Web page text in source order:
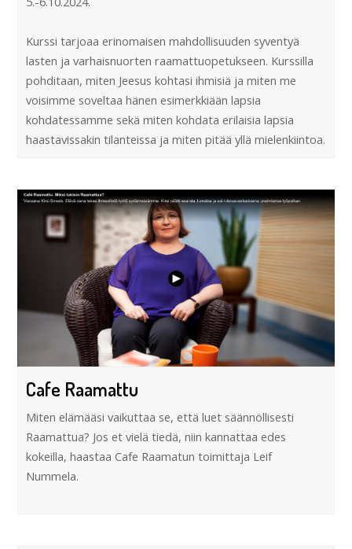
Kurssi tarjoaa erinomaisen mahdollisuuden syventyä
lasten ja varhaisnuorten raamattuopetukseen. Kurssilla
pohditaan, miten Jeesus kohtasi ihmisiä ja miten me
voisimme soveltaa hänen esimerkkiään lapsia
kohdatessamme sekä miten kohdata erilaisia lapsia
haastavissakin tilanteissa ja miten pitää yllä mielenkiintoa.
Cafe Raamattu
Miten elämääsi vaikuttaa se, että luet säännöllisesti
Raamattua? Jos et vielä tiedä, niin kannattaa edes
kokeilla, haastaa Cafe Raamatun toimittaja Leif
Nummela.